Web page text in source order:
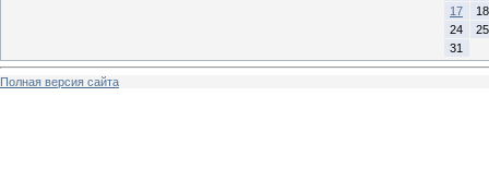
17
18
24
25
31
Полная версия сайта